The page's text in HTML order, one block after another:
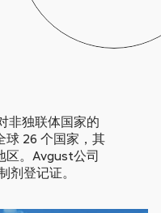
非独联体国家的
球 26 个国家，其
区。Avgust公司
剂登记证。